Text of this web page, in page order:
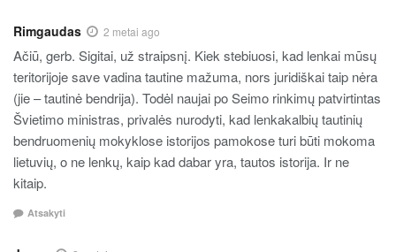
Rimgaudas 2 metai ago
Ačiū, gerb. Sigitai, už straipsnį. Kiek stebiuosi, kad lenkai mūsų
teritorijoje save vadina tautine mažuma, nors juridiškai taip nėra
(jie – tautinė bendrija). Todėl naujai po Seimo rinkimų patvirtintas
Švietimo ministras, privalės nurodyti, kad lenkakalbių tautinių
bendruomenių mokyklose istorijos pamokose turi būti mokoma
lietuvių, o ne lenkų, kaip kad dabar yra, tautos istorija. Ir ne
kitaip.
Atsakyti